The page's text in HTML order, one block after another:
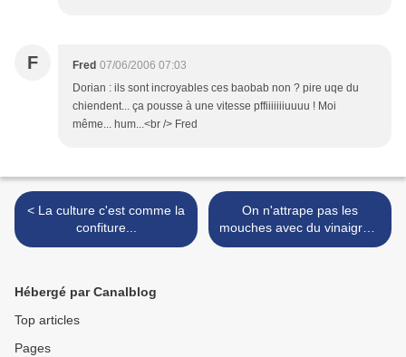
F Fred 07/06/2006 07:03
Dorian : ils sont incroyables ces baobab non ? pire uqe du
chiendent... ça pousse à une vitesse pffiiiiiiiuuuu ! Moi
même... hum...<br /> Fred
< La culture c'est comme la
confiture...
On n'attrape pas les
mouches avec du vinaigre...
>
Hébergé par Canalblog
Top articles
Pages